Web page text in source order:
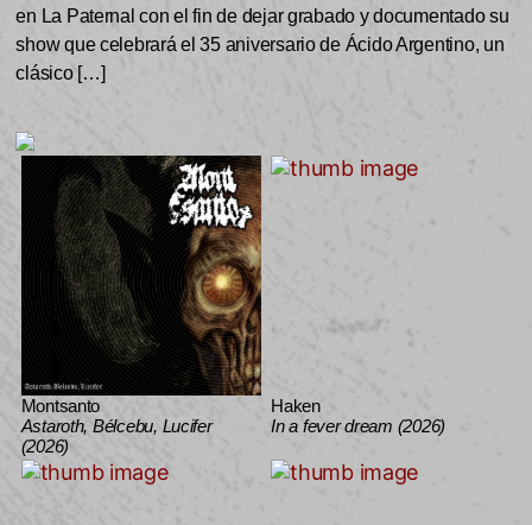
en La Paternal con el fin de dejar grabado y documentado su
show que celebrará el 35 aniversario de Ácido Argentino, un
clásico […]
Montsanto
Astaroth, Bélcebu, Lucifer
(2026)
Haken
In a fever dream (2026)